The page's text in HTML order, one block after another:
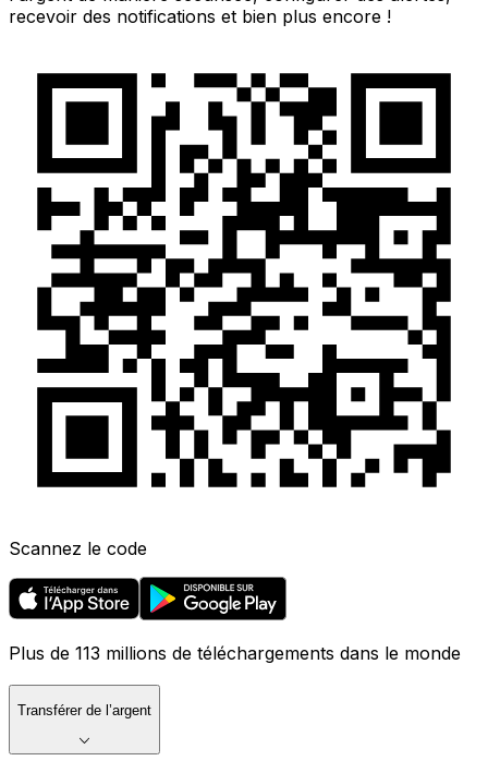
recevoir des notifications et bien plus encore !
Scannez le code
Plus de 113 millions de téléchargements dans le monde
Transférer de l’argent